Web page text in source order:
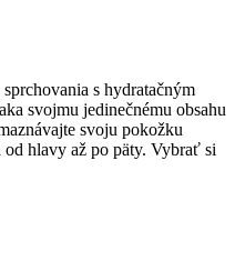
s hydratačným
svojmu jedinečnému obsahu
svoju pokožku
hlavy až po päty. Vybrať si